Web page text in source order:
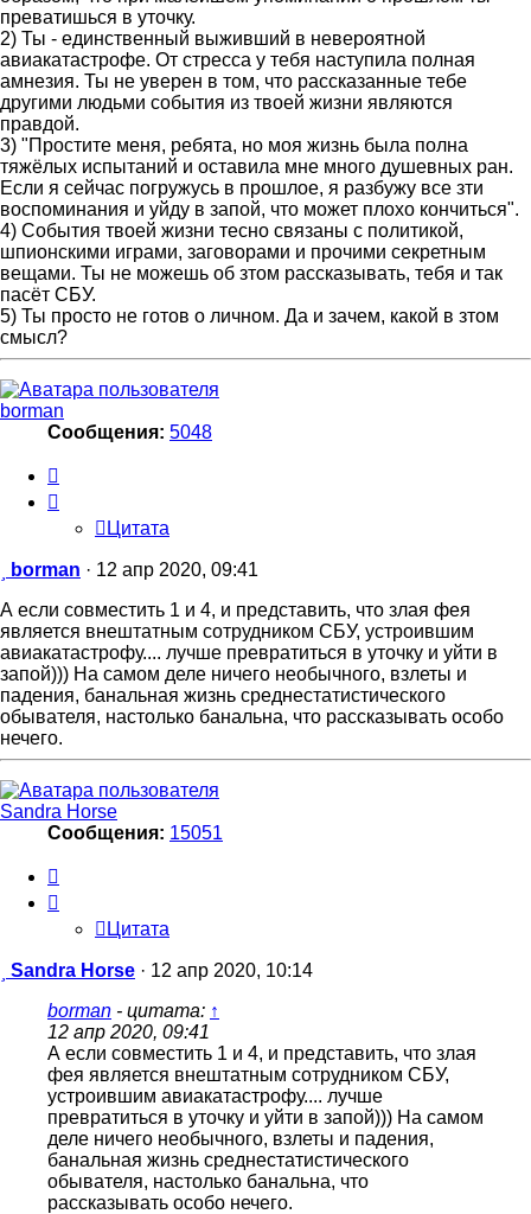
преватишься в уточку.
2) Ты - единственный выживший в невероятной
авиакатастрофе. От стресса у тебя наступила полная
амнезия. Ты не уверен в том, что рассказанные тебе
другими людьми события из твоей жизни являются
правдой.
3) "Простите меня, ребята, но моя жизнь была полна
тяжёлых испытаний и оставила мне много душевных ран.
Если я сейчас погружусь в прошлое, я разбужу все зти
воспоминания и уйду в запой, что может плохо кончиться".
4) События твоей жизни тесно связаны с политикой,
шпионскими играми, заговорами и прочими секретным
вещами. Ты не можешь об зтом рассказывать, тебя и так
пасёт СБУ.
5) Ты просто не готов о личном. Да и зачем, какой в зтом
смысл?
borman
Сообщения: 5048
Цитата
Сообщение
borman · 12 апр 2020, 09:41
А если совместить 1 и 4, и представить, что злая фея
является внештатным сотрудником СБУ, устроившим
авиакатастрофу.... лучше превратиться в уточку и уйти в
запой))) На самом деле ничего необычного, взлеты и
падения, банальная жизнь среднестатистического
обывателя, настолько банальна, что рассказывать особо
нечего.
Sandra Horse
Сообщения: 15051
Цитата
Сообщение
Sandra Horse · 12 апр 2020, 10:14
borman - цитата: ↑
12 апр 2020, 09:41
А если совместить 1 и 4, и представить, что злая
фея является внештатным сотрудником СБУ,
устроившим авиакатастрофу.... лучше
превратиться в уточку и уйти в запой))) На самом
деле ничего необычного, взлеты и падения,
банальная жизнь среднестатистического
обывателя, настолько банальна, что
рассказывать особо нечего.